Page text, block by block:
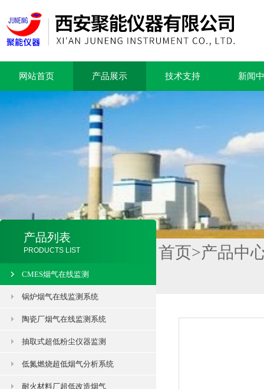
网站首页 产品展示 技术支持 新闻
产品列表
PRODUCTS LIST
CMES烟气在线监测
锅炉烟气在线监测系统
陶瓷厂烟气在线监测系统
抽取式超低粉尘仪器监测
低氮燃烧超低烟气分析系统
耐火材料厂超低改造烟气
首页>产品中